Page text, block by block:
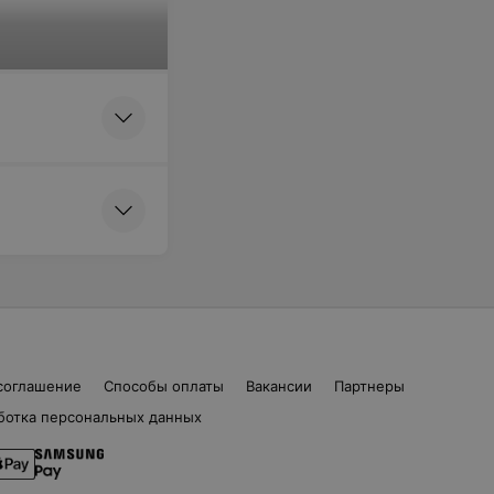
Способы оплаты Вакансии
Партнеры
персональных данных